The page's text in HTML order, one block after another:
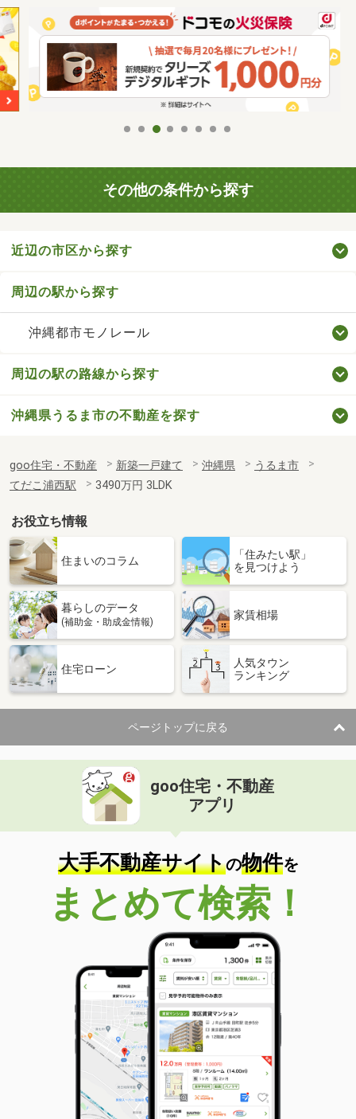
その他の条件から探す
近辺の市区から探す
周辺の駅から探す
沖縄都市モノレール
周辺の駅の路線から探す
沖縄県うるま市の不動産を探す
goo住宅・不動産 新築一戸建て 沖縄県
うるま市
てだこ浦西駅
3490万円 3LDK
お役立ち情報
住まいのコラム
「住みたい駅」
を見つけよう
暮らしのデータ
(補助金・助成金情報)
家賃相場
住宅ローン
人気タウン
ランキング
ページトップに戻る
goo住宅・不動産
アプリ
大手不動産サイトの物件を
まとめて検索！